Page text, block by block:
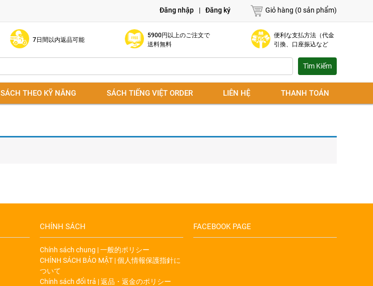
Đăng nhập | Đăng ký Giỏ hàng (0 sản phẩm)
7日間以内返品可能
5900円以上のご注文で
送料無料
便利な支払方法（代金
引換、口座振込など
SÁCH THEO KỸ NĂNG SÁCH TIẾNG VIỆT ORDER LIÊN HỆ THANH TOÁN
CHÍNH SÁCH
Chính sách chung | 一般的ポリシー
CHÍNH SÁCH BẢO MẬT | 個人情報保護指針に
ついて
Chính sách đổi trả | 返品・返金のポリシー
FACEBOOK PAGE